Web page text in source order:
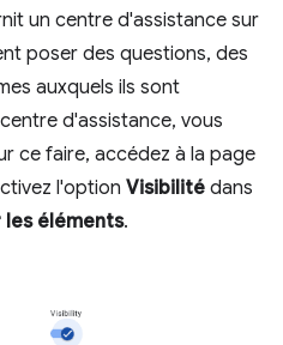
un centre d'assistance sur
poser des questions, des
auxquels ils sont
d'assistance, vous
ce faire, accédez à la page
l'option Visibilité dans
les éléments.